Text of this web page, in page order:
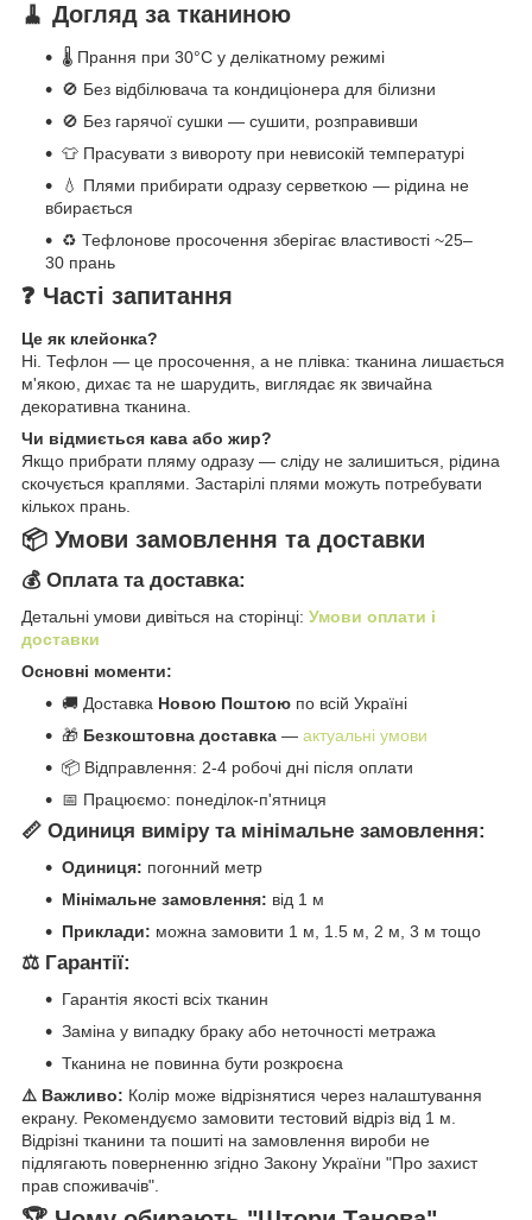
🧹 Догляд за тканиною
🌡️ Прання при 30°C у делікатному режимі
🚫 Без відбілювача та кондиціонера для білизни
🚫 Без гарячої сушки — сушити, розправивши
👕 Прасувати з вивороту при невисокій температурі
💧 Плями прибирати одразу серветкою — рідина не
вбирається
♻️ Тефлонове просочення зберігає властивості ~25–
30 прань
❓ Часті запитання
Це як клейонка?
Ні. Тефлон — це просочення, а не плівка: тканина лишається
м'якою, дихає та не шарудить, виглядає як звичайна
декоративна тканина.
Чи відмиється кава або жир?
Якщо прибрати пляму одразу — сліду не залишиться, рідина
скочується краплями. Застарілі плями можуть потребувати
кількох прань.
📦 Умови замовлення та доставки
💰 Оплата та доставка:
Детальні умови дивіться на сторінці: Умови оплати і
доставки
Основні моменти:
🚚 Доставка Новою Поштою по всій Україні
🎁 Безкоштовна доставка — актуальні умови
📦 Відправлення: 2-4 робочі дні після оплати
📅 Працюємо: понеділок-п'ятниця
📏 Одиниця виміру та мінімальне замовлення:
Одиниця: погонний метр
Мінімальне замовлення: від 1 м
Приклади: можна замовити 1 м, 1.5 м, 2 м, 3 м тощо
⚖️ Гарантії:
Гарантія якості всіх тканин
Заміна у випадку браку або неточності метража
Тканина не повинна бути розкроєна
⚠️ Важливо: Колір може відрізнятися через налаштування
екрану. Рекомендуємо замовити тестовий відріз від 1 м.
Відрізні тканини та пошиті на замовлення вироби не
підлягають поверненню згідно Закону України "Про захист
прав споживачів".